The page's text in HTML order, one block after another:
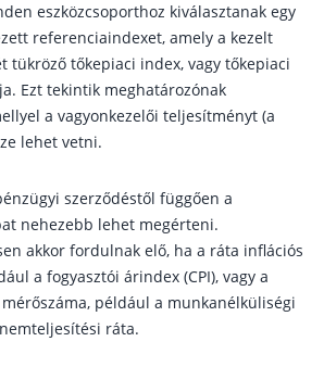
Nyugdíj megtakarítás – Így válassz
Magánnyugdíjpénztár összefoglaló
Nyugdíjkorhatár táblázat és útmutató
Nyugdíj kisokos – A magyar nyugdíjrendszer
Önkéntes Nyugdíjpénztárak hozamai
Nyugdíjbiztosítás vagy NYESZ? Melyik a jobb?
Melyik a legolcsóbb nyugdíjbiztosítás?
eszközcsoporthoz kiválasztanak egy
referenciaindexet, amely a kezelt
tükröző tőkepiaci index, vagy tőkepiaci
Ezt tekintik meghatározónak
a vagyonkezelői teljesítményt (a
lehet vetni.
szerződéstől függően a
nehezebb lehet megérteni.
akkor fordulnak elő, ha a ráta inflációs
a fogyasztói árindex (CPI), vagy a
például a munkanélküliségi
ráta.